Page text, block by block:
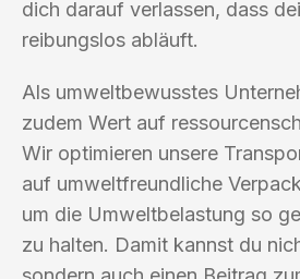
dich darauf verlassen, dass
reibungslos abläuft.
Als umweltbewusstes
zudem Wert auf
Wir optimieren unsere
auf umweltfreundliche
um die Umweltbelastung so
zu halten. Damit kannst du